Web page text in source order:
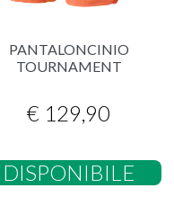
PANTALONCINIO
TOURNAMENT
€ 129,90
DISPONIBILE